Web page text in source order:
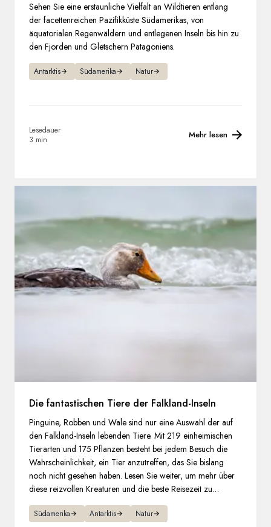
Sehen Sie eine erstaunliche Vielfalt an Wildtieren entlang
der facettenreichen Pazifikküste Südamerikas, von
äquatorialen Regenwäldern und entlegenen Inseln bis hin zu
den Fjorden und Gletschern Patagoniens.
Antarktis Südamerika Natur
Lesedauer
3 min
Mehr lesen
Die fantastischen Tiere der Falkland-Inseln
Pinguine, Robben und Wale sind nur eine Auswahl der auf
den Falkland-Inseln lebenden Tiere. Mit 219 einheimischen
Tierarten und 175 Pflanzen besteht bei jedem Besuch die
Wahrscheinlichkeit, ein Tier anzutreffen, das Sie bislang
noch nicht gesehen haben. Lesen Sie weiter, um mehr über
diese reizvollen Kreaturen und die beste Reisezeit zu
Südamerika Antarktis Natur